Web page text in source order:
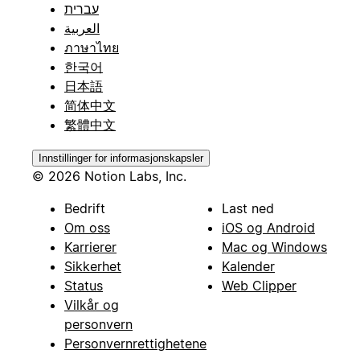
עברית
العربية
ภาษาไทย
한국어
日本語
简体中文
繁體中文
Innstillinger for informasjonskapsler
© 2026 Notion Labs, Inc.
Bedrift
Om oss
Karrierer
Sikkerhet
Status
Vilkår og
personvern
Personvernrettighetene
Last ned
iOS og Android
Mac og Windows
Kalender
Web Clipper